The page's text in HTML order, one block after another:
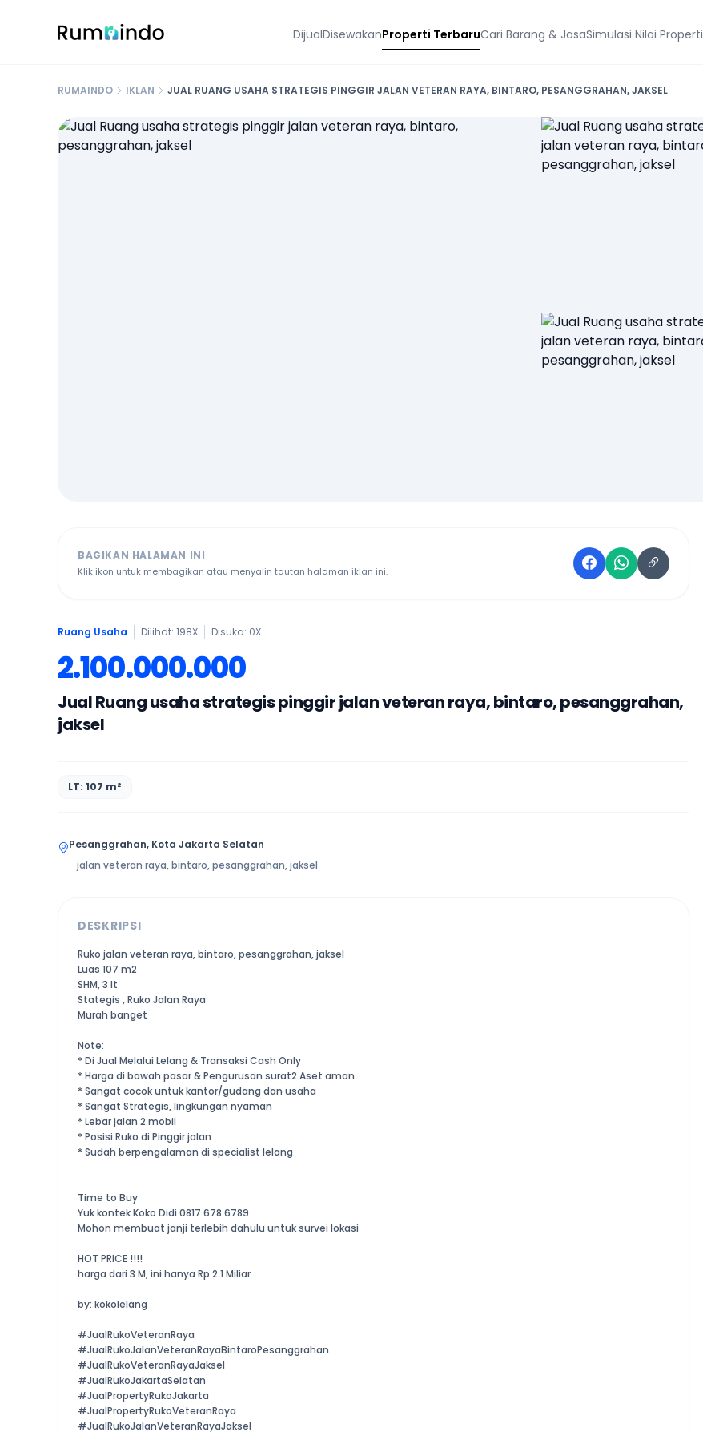
DijualDisewakanProperti TerbaruCari Barang & JasaSimulasi Nilai Properti
RUMAINDO IKLAN JUAL RUANG USAHA STRATEGIS PINGGIR JALAN VETERAN RAYA, BINTARO, PESANGGRAHAN, JAKSEL
BAGIKAN HALAMAN INI
Klik ikon untuk membagikan atau menyalin tautan halaman iklan ini.
Ruang Usaha Dilihat: 198X Disuka: 0X
2.100.000.000
Jual Ruang usaha strategis pinggir jalan veteran raya, bintaro, pesanggrahan,
jaksel
LT: 107 m²
Pesanggrahan, Kota Jakarta Selatan
jalan veteran raya, bintaro, pesanggrahan, jaksel
DESKRIPSI
Ruko jalan veteran raya, bintaro, pesanggrahan, jaksel
Luas 107 m2
SHM, 3 lt
Stategis , Ruko Jalan Raya
Murah banget
Note:
* Di Jual Melalui Lelang & Transaksi Cash Only
* Harga di bawah pasar & Pengurusan surat2 Aset aman
* Sangat cocok untuk kantor/gudang dan usaha
* Sangat Strategis, lingkungan nyaman
* Lebar jalan 2 mobil
* Posisi Ruko di Pinggir jalan
* Sudah berpengalaman di specialist lelang
Time to Buy
Yuk kontek Koko Didi 0817 678 6789
Mohon membuat janji terlebih dahulu untuk survei lokasi
HOT PRICE !!!!
harga dari 3 M, ini hanya Rp 2.1 Miliar
by: kokolelang
#JualRukoVeteranRaya
#JualRukoJalanVeteranRayaBintaroPesanggrahan
#JualRukoVeteranRayaJaksel
#JualRukoJakartaSelatan
#JualPropertyRukoJakarta
#JualPropertyRukoVeteranRaya
#JualRukoJalanVeteranRayaJaksel